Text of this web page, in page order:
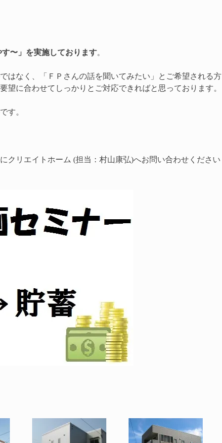
〜」を実施しております。
はなく、「ＦＰさんの話を聞いてみたい」とご希望される方
望に合わせてしっかりとご対応できればと思っております。
す。
クリエイトホーム (担当：村山康弘)へお問い合わせください